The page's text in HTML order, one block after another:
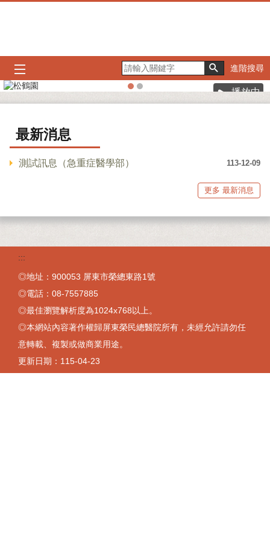
進階搜尋
播放中
最新消息
113-12-09
測試訊息（急重症醫學部）
更多 最新消息
:::
◎地址：900053 屏東市榮總東路1號
◎電話：08-7557885
◎最佳瀏覽解析度為1024x768以上。
◎本網站內容著作權歸屏東榮民總醫院所有，未經允許請勿任
意轉載、複製或做商業用途。
更新日期： 115-04-23